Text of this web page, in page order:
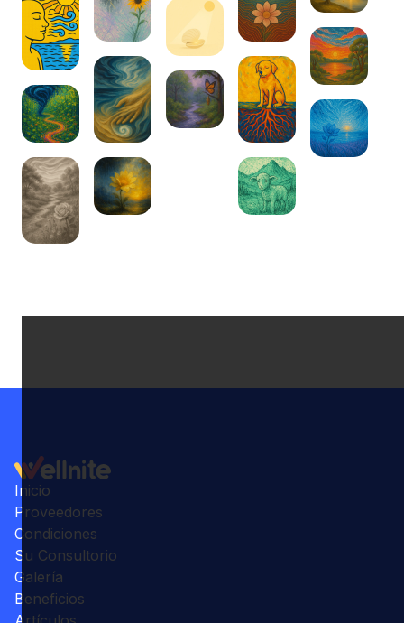
Inicio
Proveedores
Condiciones
Su Consultorio
Galería
Beneficios